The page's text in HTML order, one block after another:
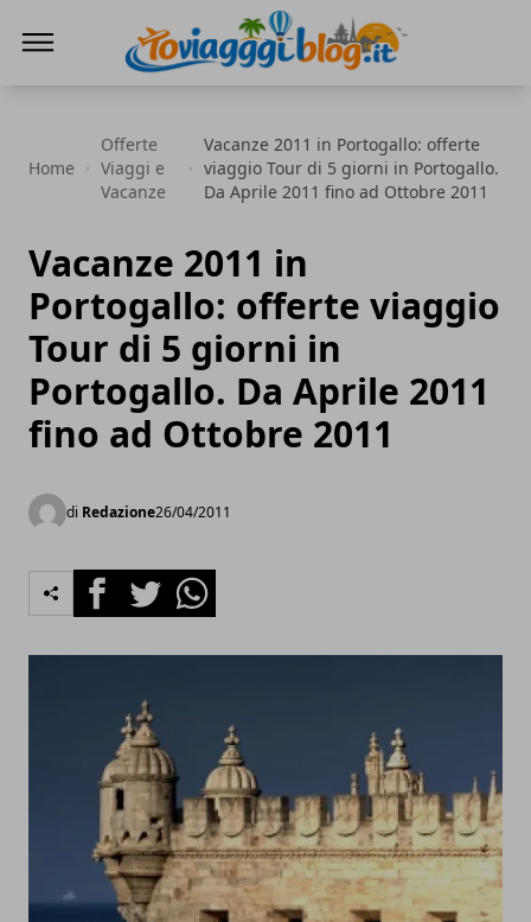
Home
Offerte
Viaggi e
Vacanze
Vacanze 2011 in Portogallo: offerte
viaggio Tour di 5 giorni in Portogallo.
Da Aprile 2011 fino ad Ottobre 2011
Vacanze 2011 in
Portogallo: offerte viaggio
Tour di 5 giorni in
Portogallo. Da Aprile 2011
fino ad Ottobre 2011
di Redazione26/04/2011
FacebookTwitterWhatsapp